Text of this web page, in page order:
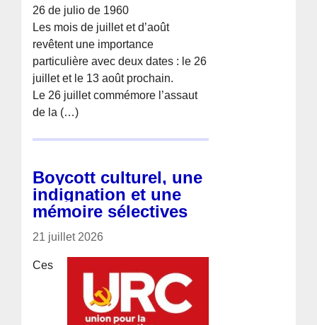
26 de julio de 1960
Les mois de juillet et d’août
revêtent une importance
particulière avec deux dates : le 26
juillet et le 13 août prochain.
Le 26 juillet commémore l’assaut
de la (…)
Boycott culturel, une
indignation et une
mémoire sélectives
21 juillet 2026
Ces